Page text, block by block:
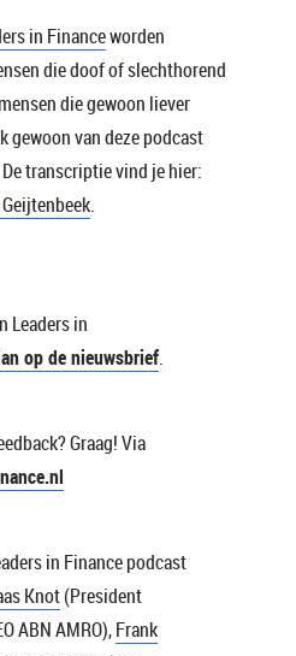
in Financeworden
die doof of slechthorend
die gewoon liever
gewoon van deze podcast
transcriptie vind je hier:
.
Leaders in
op de nieuwsbrief.
Graag! Via
in Finance podcast
Knot(President
ABN AMRO),Frank